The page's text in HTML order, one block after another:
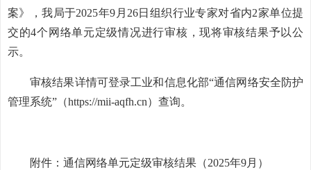
案》，我局于2025年9月26日组织行业专家对省内2家单位提
交的4个网络单元定级情况进行审核，现将审核结果予以公
示。
审核结果详情可登录工业和信息化部“通信网络安全防护
管理系统”（https://mii-aqfh.cn）查询。
附件：通信网络单元定级审核结果（2025年9月）